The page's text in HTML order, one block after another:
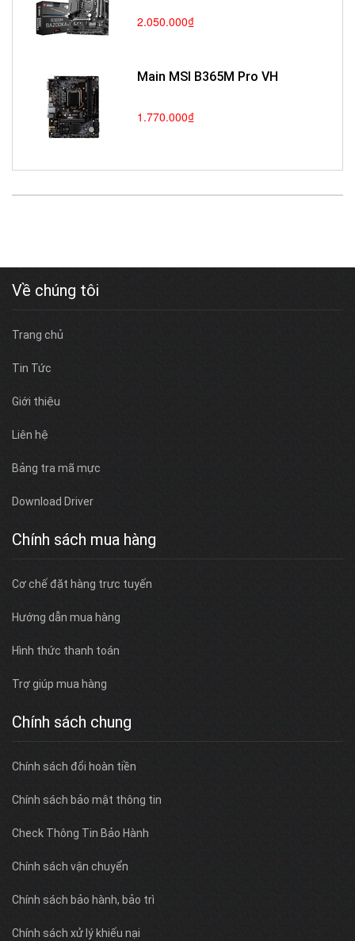
2.050.000₫
Main MSI B365M Pro VH
1.770.000₫
Về chúng tôi
Trang chủ
Tin Tức
Giới thiệu
Liên hệ
Bảng tra mã mực
Download Driver
Chính sách mua hàng
Cơ chế đặt hàng trực tuyến
Hướng dẫn mua hàng
Hình thức thanh toán
Trợ giúp mua hàng
Chính sách chung
Chính sách đổi hoàn tiền
Chính sách bảo mật thông tin
Check Thông Tin Bảo Hành
Chính sách vận chuyển
Chính sách bảo hành, bảo trì
Chính sách xử lý khiếu nại